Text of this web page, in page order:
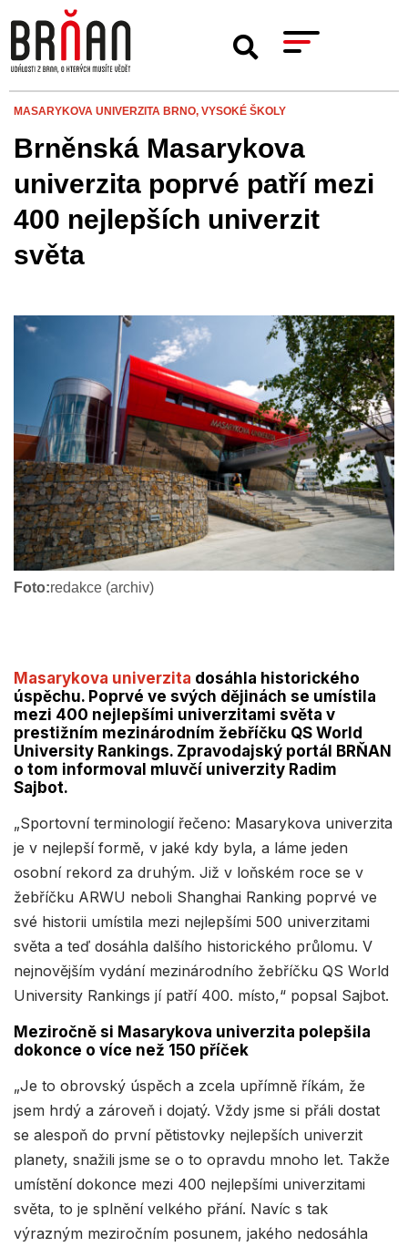
MASARYKOVA UNIVERZITA BRNO, VYSOKÉ ŠKOLY
Brněnská Masarykova
univerzita poprvé patří mezi
400 nejlepších univerzit
světa
Foto:redakce (archiv)
Masarykova univerzita dosáhla historického
úspěchu. Poprvé ve svých dějinách se umístila
mezi 400 nejlepšími univerzitami světa v
prestižním mezinárodním žebříčku QS World
University Rankings. Zpravodajský portál BRŇAN
o tom informoval mluvčí univerzity Radim
Sajbot.
„Sportovní terminologií řečeno: Masarykova univerzita
je v nejlepší formě, v jaké kdy byla, a láme jeden
osobní rekord za druhým. Již v loňském roce se v
žebříčku ARWU neboli Shanghai Ranking poprvé ve
své historii umístila mezi nejlepšími 500 univerzitami
světa a teď dosáhla dalšího historického průlomu. V
nejnovějším vydání mezinárodního žebříčku QS World
University Rankings jí patří 400. místo,“ popsal Sajbot.
Meziročně si Masarykova univerzita polepšila
dokonce o více než 150 příček
„Je to obrovský úspěch a zcela upřímně říkám, že
jsem hrdý a zároveň i dojatý. Vždy jsme si přáli dostat
se alespoň do první pětistovky nejlepších univerzit
planety, snažili jsme se o to opravdu mnoho let. Takže
umístění dokonce mezi 400 nejlepšími univerzitami
světa, to je splnění velkého přání. Navíc s tak
výrazným meziročním posunem, jakého nedosáhla